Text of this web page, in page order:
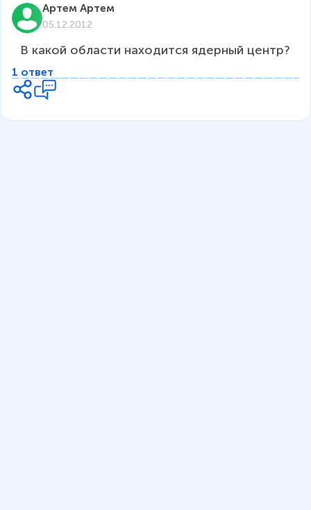
Артем Артем
05.12.2012
В какой области находится ядерный центр?
1 ответ